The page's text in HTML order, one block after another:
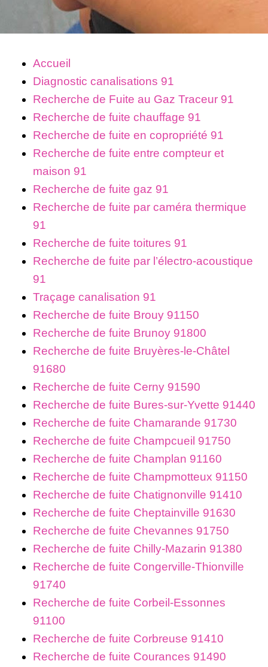
Accueil
Diagnostic canalisations 91
Recherche de Fuite au Gaz Traceur 91
Recherche de fuite chauffage 91
Recherche de fuite en copropriété 91
Recherche de fuite entre compteur et
maison 91
Recherche de fuite gaz 91
Recherche de fuite par caméra thermique
91
Recherche de fuite toitures 91
Recherche de fuite par l’électro-acoustique
91
Traçage canalisation 91
Recherche de fuite Brouy 91150
Recherche de fuite Brunoy 91800
Recherche de fuite Bruyères-le-Châtel
91680
Recherche de fuite Cerny 91590
Recherche de fuite Bures-sur-Yvette 91440
Recherche de fuite Chamarande 91730
Recherche de fuite Champcueil 91750
Recherche de fuite Champlan 91160
Recherche de fuite Champmotteux 91150
Recherche de fuite Chatignonville 91410
Recherche de fuite Cheptainville 91630
Recherche de fuite Chevannes 91750
Recherche de fuite Chilly-Mazarin 91380
Recherche de fuite Congerville-Thionville
91740
Recherche de fuite Corbeil-Essonnes
91100
Recherche de fuite Corbreuse 91410
Recherche de fuite Courances 91490